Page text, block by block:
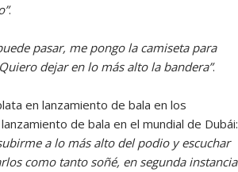
.
pasar, me pongo la camiseta para
dejar en lo más alto la bandera”.
en lanzamiento de bala en los
de bala en el mundial de Dubái:
a lo más alto del podio y escuchar
como tanto soñé, en segunda instancia